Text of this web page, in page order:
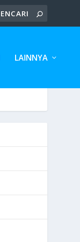
LAINNYA